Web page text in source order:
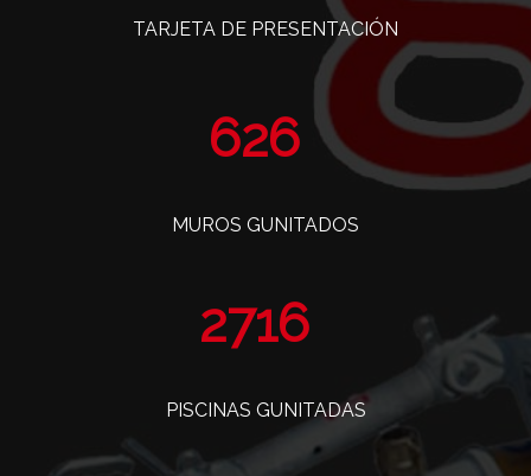
TARJETA DE PRESENTACIÓN
775
MUROS GUNITADOS
3363
PISCINAS GUNITADAS